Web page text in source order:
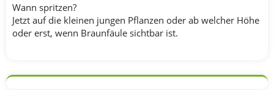
Wann spritzen?
Jetzt auf die kleinen jungen Pflanzen oder ab welcher Höhe
oder erst, wenn Braunfäule sichtbar ist.